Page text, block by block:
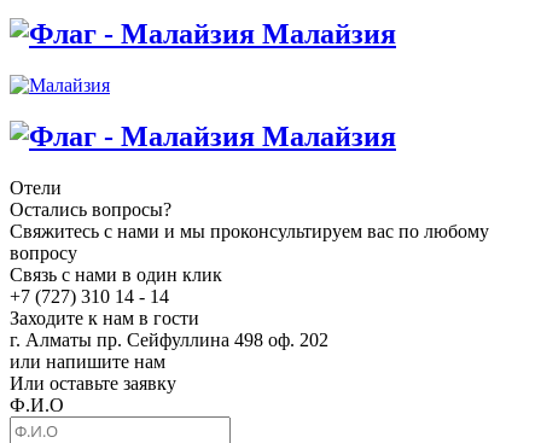
Малайзия
Малайзия
Отели
Остались вопросы?
Свяжитесь с нами и мы проконсультируем вас по любому
вопросу
Связь с нами в один клик
+7 (727) 310 14 - 14
Заходите к нам в гости
г. Алматы пр. Сейфуллина 498 оф. 202
или напишите нам
Или оставьте заявку
Ф.И.О